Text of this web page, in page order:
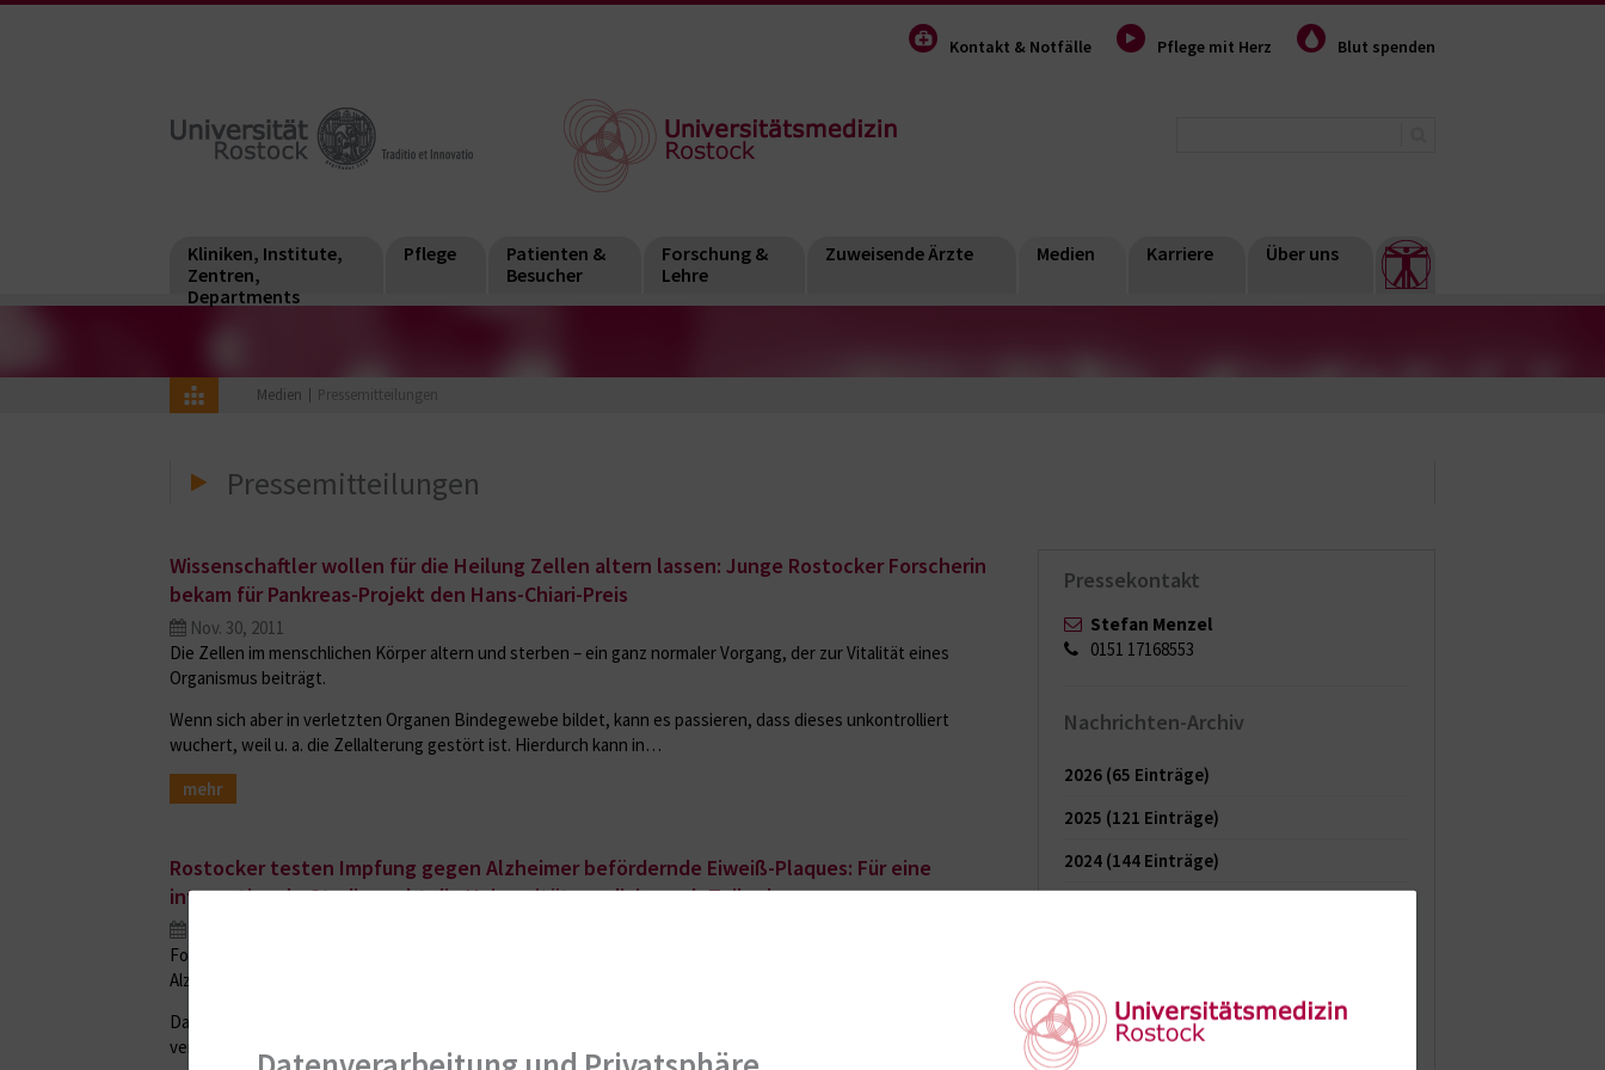
Kontakt & Notfälle Pflege mit Herz Blut spenden
Kliniken, Institute,
Zentren,
Departments
Pflege
Patienten &
Besucher
Forschung &
Lehre
Zuweisende Ärzte Medien Karriere Über uns
Medien Pressemitteilungen
Pressemitteilungen
Wissenschaftler wollen für die Heilung Zellen altern lassen: Junge Rostocker Forscherin
bekam für Pankreas-Projekt den Hans-Chiari-Preis
Nov. 30, 2011
Die Zellen im menschlichen Körper altern und sterben – ein ganz normaler Vorgang, der zur Vitalität eines
Organismus beiträgt.
Wenn sich aber in verletzten Organen Bindegewebe bildet, kann es passieren, dass dieses unkontrolliert
wuchert, weil u. a. die Zellalterung gestört ist. Hierdurch kann in…
mehr
Rostocker testen Impfung gegen Alzheimer befördernde Eiweiß-Plaques: Für eine
internationale Studie sucht die Universitätsmedizin noch Teilnehmer
Forscher der Universitätsmedizin Rostock sind an einer internationalen Studie zu einem Impfstoff gegen die
Alzheimer-Krankheit beteiligt.
Das Medikament soll die Ablagerung von Eiweiß-Plaques im Gehirn und damit den Ausbruch der Demenz
verhindern oder verzögern. Rostock ist das einzige Zentrum in…
Pressekontakt
Stefan Menzel
0151 17168553
Nachrichten-Archiv
2026 (65 Einträge)
2025 (121 Einträge)
2024 (144 Einträge)
2021
2020(154 Einträge)